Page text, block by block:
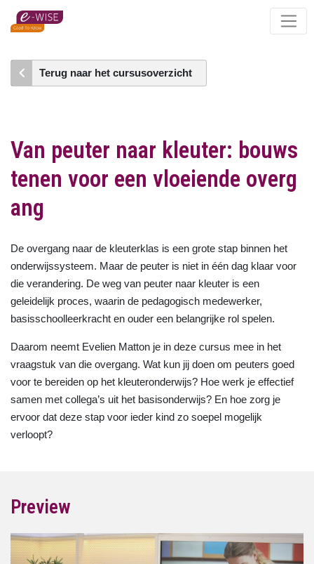
Skip
content
Terug naar het cursusoverzicht
Van peuter naar kleuter: bouws
tenen voor een vloeiende overg
ang
De overgang naar de kleuterklas is een grote stap binnen het
onderwijssysteem. Maar de peuter is niet in één dag klaar voor
die verandering. De weg van peuter naar kleuter is een
geleidelijk proces, waarin de pedagogisch medewerker,
basisschoolleerkracht en ouder een belangrijke rol spelen.
Daarom neemt Evelien Matton je in deze cursus mee in het
vraagstuk van die overgang. Wat kun jij doen om peuters goed
voor te bereiden op het kleuteronderwijs? Hoe werk je effectief
samen met collega’s uit het basisonderwijs? En hoe zorg je
ervoor dat deze stap voor ieder kind zo soepel mogelijk
verloopt?
Preview